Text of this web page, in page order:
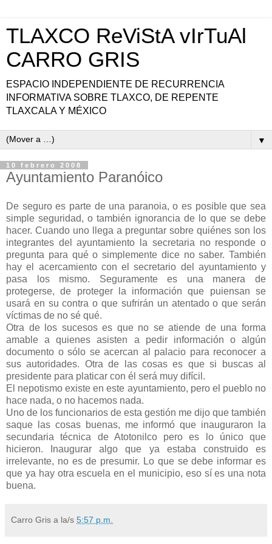
TLAXCO ReViStA vIrTuAl
CARRO GRIS
ESPACIO INDEPENDIENTE DE RECURRENCIA
INFORMATIVA SOBRE TLAXCO, DE REPENTE
TLAXCALA Y MÉXICO
▼
10 febrero 2008
Ayuntamiento Paranóico
De seguro es parte de una paranoia, o es posible que sea
simple seguridad, o también ignorancia de lo que se debe
hacer. Cuando uno llega a preguntar sobre quiénes son los
integrantes del ayuntamiento la secretaria no responde o
pregunta para qué o simplemente dice no saber. También
hay el acercamiento con el secretario del ayuntamiento y
pasa los mismo. Seguramente es una manera de
protegerse, de proteger la información que puiensan se
usará en su contra o que sufrirán un atentado o que serán
víctimas de no sé qué.
Otra de los sucesos es que no se atiende de una forma
amable a quienes asisten a pedir información o algún
documento o sólo se acercan al palacio para reconocer a
sus autoridades. Otra de las cosas es que si buscas al
presidente para platicar con él será muy difícil.
El nepotismo existe en este ayuntamiento, pero el pueblo no
hace nada, o no hacemos nada.
Uno de los funcionarios de esta gestión me dijo que también
saque las cosas buenas, me informó que inauguraron la
secundaria técnica de Atotonilco pero es lo único que
hicieron. Inaugurar algo que ya estaba construido es
irrelevante, no es de presumir. Lo que se debe informar es
que ya hay otra escuela en el municipio, eso sí es una nota
buena.
Carro Gris a la/s 5:57 p.m.